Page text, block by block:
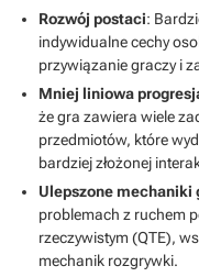
Rozwój postaci:
indywidualne cechy
przywiązanie graczy i
Mniej liniowa
że gra zawiera wiele
przedmiotów, które
bardziej złożonej
Ulepszone mechaniki
problemach z ruchem
rzeczywistym (QTE),
mechanik rozgrywki.